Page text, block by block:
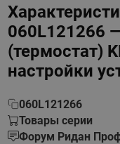
060L121266
(термостат)
настройки
060L121266
Товары серии
Форум Ридан